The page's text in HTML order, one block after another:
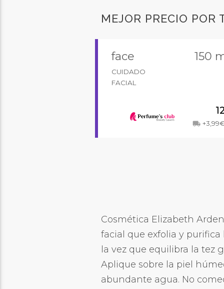
MEJOR PRECIO POR
face
CUIDADO
FACIAL
150
local_shipping
Cosmética Elizabeth
facial que exfolia y
la vez que equilibra la tez
Aplique sobre la piel
abundante agua. No